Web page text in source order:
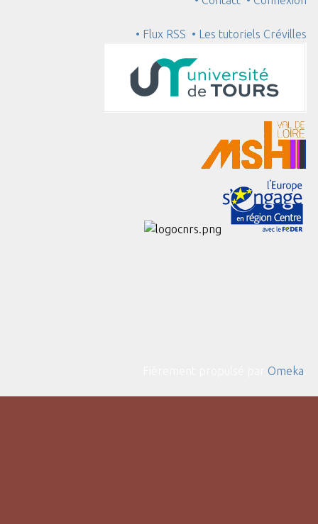
• Flux RSS • Les tutoriels Crévilles
Omeka